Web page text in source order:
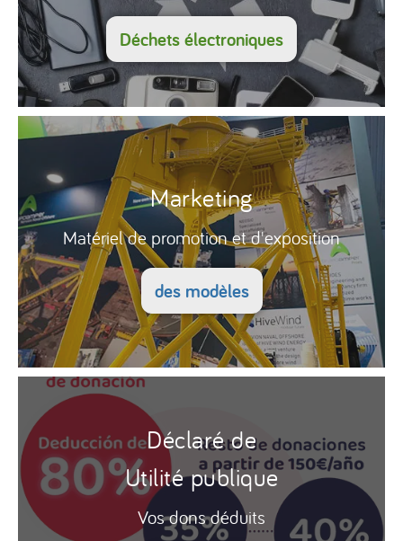
Déchets électroniques
Marketing
Matériel de promotion et d'exposition
des modèles
Déclaré de
Utilité publique
Vos dons déduits